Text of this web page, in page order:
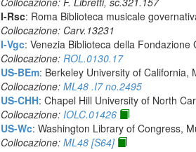
I-Rsc: Roma Biblioteca musicale
Collocazione: Carv.13231
I-Vgc: Venezia Biblioteca della Fondazione
Collocazione: ROL.0130.17
US-BEm: Berkeley University of California,
Collocazione: ML48 .I7 no.2495
US-CHH: Chapel Hill University of North
Collocazione: IOLC.01426
US-Wc: Washington Library of Congress,
Collocazione: ML48 [S64]